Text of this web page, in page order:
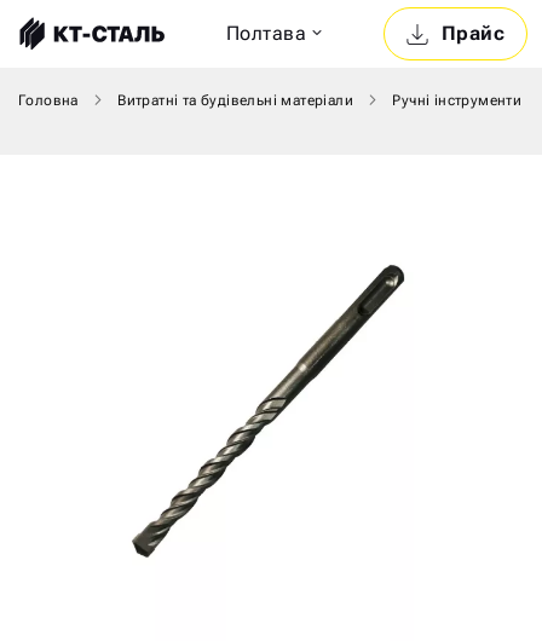
Прайс
Полтава
Головна Витратні та будівельні матеріали Ручні інструменти